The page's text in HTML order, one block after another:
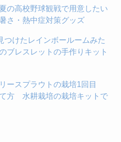
の高校野球観戦で用意したい
さ・熱中症対策グッズ
つけたレインボールームみた
ブレスレットの手作りキット
ースプラウトの栽培1回目
方 水耕栽培の栽培キットで